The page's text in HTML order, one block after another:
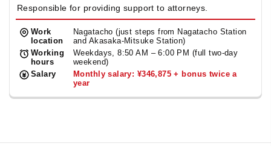
Responsible for providing support to attorneys.
Work
location
Nagatacho (just steps from Nagatacho Station
and Akasaka-Mitsuke Station)
Working
hours
Weekdays, 8:50 AM – 6:00 PM (full two-day
weekend)
Salary
Monthly salary: ¥346,875 + bonus twice a
year